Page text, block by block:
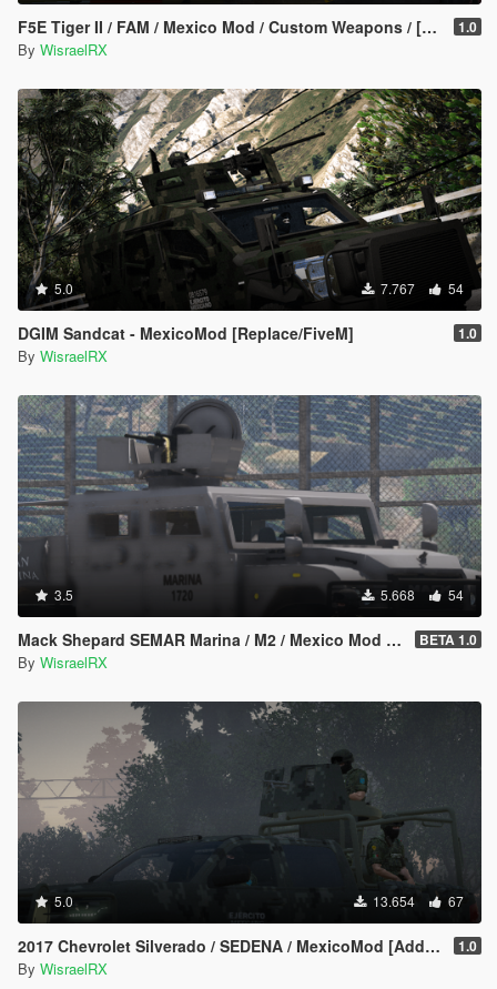
F5E Tiger II / FAM / Mexico Mod / Custom Weapons / [ADDON/FiveM] 1.0
By WisraelRX
5.0 7.767 54
DGIM Sandcat - MexicoMod [Replace/FiveM] 1.0
By WisraelRX
3.5 5.668 54
Mack Shepard SEMAR Marina / M2 / Mexico Mod [Replace/FiveM] BETA 1.0
By WisraelRX
5.0 13.654 67
2017 Chevrolet Silverado / SEDENA / MexicoMod [Addon/FiveM] 1.0
By WisraelRX